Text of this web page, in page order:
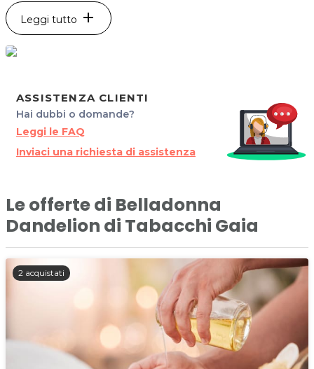
Leggi tutto add
ASSISTENZA CLIENTI
Hai dubbi o domande?
Leggi le FAQ
Inviaci una richiesta di assistenza
Le offerte di Belladonna
Dandelion di Tabacchi Gaia
2 acquistati